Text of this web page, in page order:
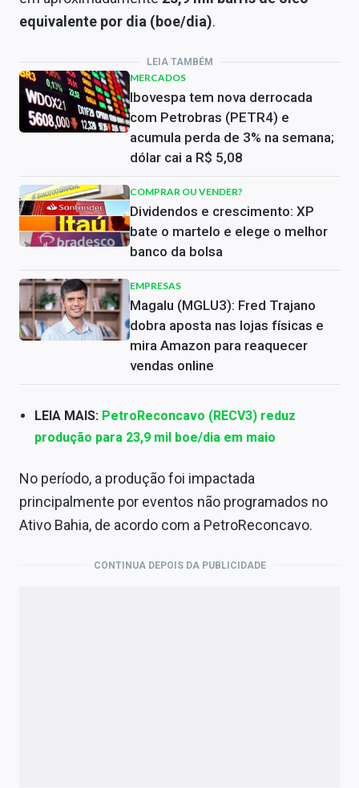
equivalente por dia (boe/dia).
LEIA TAMBÉM
MERCADOS
Ibovespa tem nova derrocada
com Petrobras (PETR4) e
acumula perda de 3% na semana;
dólar cai a R$ 5,08
COMPRAR OU VENDER?
Dividendos e crescimento: XP
bate o martelo e elege o melhor
banco da bolsa
EMPRESAS
Magalu (MGLU3): Fred Trajano
dobra aposta nas lojas físicas e
mira Amazon para reaquecer
vendas online
LEIA MAIS: PetroReconcavo (RECV3) reduz
produção para 23,9 mil boe/dia em maio
No período, a produção foi impactada
principalmente por eventos não programados no
Ativo Bahia, de acordo com a PetroReconcavo.
CONTINUA DEPOIS DA PUBLICIDADE